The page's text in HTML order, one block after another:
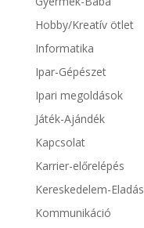
Hobby/Kreatív ötlet
Informatika
Ipar-Gépészet
Ipari megoldások
Játék-Ajándék
Kapcsolat
Karrier-előrelépés
Kereskedelem-Eladás
Kommunikáció